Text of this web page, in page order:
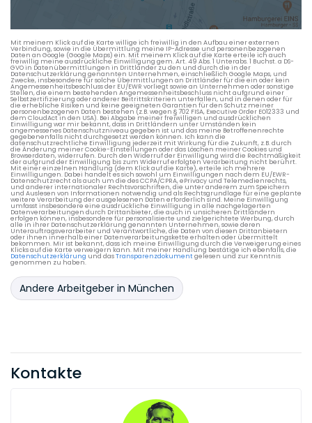
Mit meinem Klick auf die Karte willige ich freiwillig in den Aufbau einer externen
Verbindung, sowie in die Übermittlung meine IP-Adresse und personenbezogenen
Daten an Google (Google Maps) ein. Mit meinem Klick auf die Karte erteile ich auch
freiwillig meine ausdrückliche Einwilligung gem. Art. 49 Abs. 1 Unterabs. 1 Buchst. a DS-
GVO in Datenübermittlungen in Drittländer zu den und durch die in der
Datenschutzerklärung genannten Unternehmen, einschließlich Google Maps, und
Zwecke, insbesondere für solche Übermittlungen an Drittländer für die ein oder kein
Angemessenheitsbeschluss der EU/EWR vorliegt sowie an Unternehmen oder sonstige
Stellen, die einem bestehenden Angemessenheitsbeschluss nicht aufgrund einer
Selbstzertifizierung oder anderer Beitrittskriterien unterfallen, und in denen oder für
die erhebliche Risiken und keine geeigneten Garantien für den Schutz meiner
personenbezogenen Daten bestehen (z.B. wegen § 702 FISA, Executive Order EO12333 und
dem CloudAct in den USA). Bei Abgabe meiner freiwilligen und ausdrücklichen
Einwilligung war mir bekannt, dass in Drittländern unter Umständen kein
angemessenes Datenschutzniveau gegeben ist und das meine Betroffenenrechte
gegebenenfalls nicht durchgesetzt werden können. Ich kann die
datenschutzrechtliche Einwilligung jederzeit mit Wirkung für die Zukunft, z.B. durch
die Änderung meiner Cookie-Einstellungen oder das Löschen meiner Cookies und
Browserdaten, widerrufen. Durch den Widerruf der Einwilligung wird die Rechtmäßigkeit
der aufgrund der Einwilligung bis zum Widerruf erfolgten Verarbeitung nicht berührt.
Mit einer einzelnen Handlung (dem Klick auf die Karte), erteile ich mehrere
Einwilligungen. Dabei handelt es sich sowohl um Einwilligungen nach dem EU/EWR-
Datenschutzrecht als auch um die des CCPA/CPRA, ePrivacy und Telemedienrechts,
und anderer internationaler Rechtsvorschriften, die unter anderem zum Speichern
und Auslesen von Informationen notwendig und als Rechtsgrundlage für eine geplante
weitere Verarbeitung der ausgelesenen Daten erforderlich sind. Meine Einwilligung
umfasst insbesondere eine ausdrückliche Einwilligung in alle nachgelagerten
Datenverarbeitungen durch Drittanbieter, die auch in unsicheren Drittländern
erfolgen können, insbesondere für personalisierte und zielgerichtete Werbung, durch
alle in ihrer Datenschutzerklärung genannten Unternehmen, sowie deren
Unterauftragsverarbeiter und Verantwortliche, die Daten von diesen Drittanbietern
oder ihnen innerhalb einer Datenverarbeitungskette erhalten oder übermittelt
bekommen. Mir ist bekannt, dass ich meine Einwilligung durch die Verweigerung eines
Klicks auf die Karte verweigern kann. Mit meiner Handlung bestätige ich ebenfalls, die
Datenschutzerklärung und dasTransparenzdokumentgelesen und zur Kenntnis
genommen zu haben.
Andere Arbeitgeber in München
Kontakte